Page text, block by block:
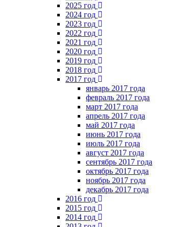
2025 год
2024 год
2023 год
2022 год
2021 год
2020 год
2019 год
2018 год
2017 год
январь 2017 года
февраль 2017 года
март 2017 года
апрель 2017 года
май 2017 года
июнь 2017 года
июль 2017 года
август 2017 года
сентябрь 2017 года
октябрь 2017 года
ноябрь 2017 года
декабрь 2017 года
2016 год
2015 год
2014 год